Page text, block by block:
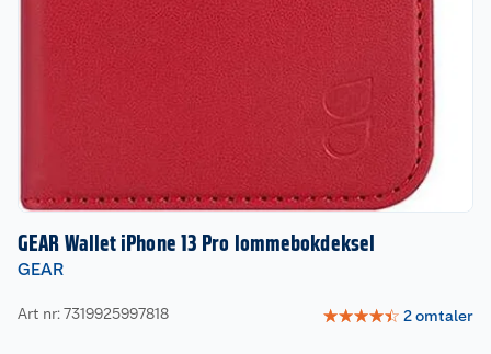
GEAR Wallet iPhone 13 Pro lommebokdeksel
GEAR
Art nr: 7319925997818 ☆☆☆☆☆ 2omtaler